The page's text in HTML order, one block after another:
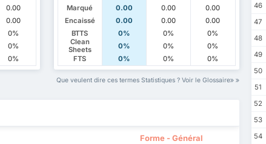
0.00
0.00
0%
0%
0%
Marqué
0.00 0.00
0.00
Encaissé
0.00 0.00
0.00
BTTS
0% 0%
0%
Clean
Sheets
0% 0%
0%
FTS
0% 0% 0%
Que veulent dire ces termes Statistiques ? Voir le Glossaire
Forme - Général
46
47
48
49
50
51
52
53
54